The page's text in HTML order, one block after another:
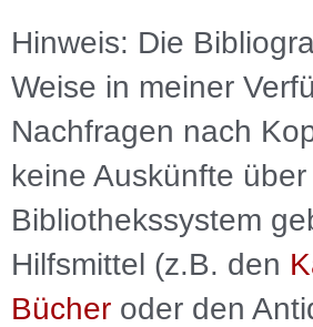
Hinweis: Die
Weise in meiner
Nachfragen nach
keine Auskünfte
Bibliothekssystem
Hilfsmittel (z.B. den
Bücher oder den